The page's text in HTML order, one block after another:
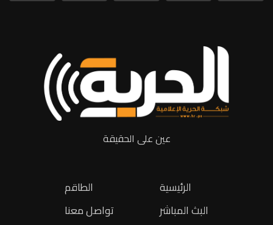
عين على الحقيقة
الطاقم
تواصل معنا
الرئيسية
البث المباشر